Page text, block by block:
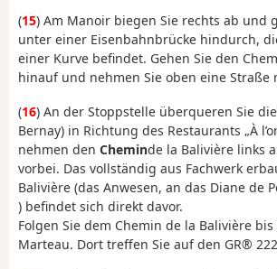
(15) Am Manoir biegen Sie rechts ab und
unter einer Eisenbahnbrücke hindurch,
einer Kurve befindet. Gehen Sie den
hinauf und nehmen Sie oben eine Straße
(16) An der Stoppstelle überqueren Sie
Bernay) in Richtung des Restaurants „À
nehmen den Cheminde la Balivière links
vorbei. Das vollständig aus Fachwerk
Balivière (das Anwesen, an das Diane de
) befindet sich direkt davor.
Folgen Sie dem Chemin de la Balivière
Marteau. Dort treffen Sie auf den GR®